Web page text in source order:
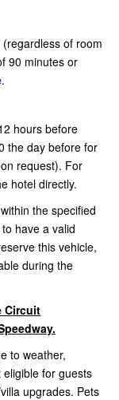
of room
90 minutes or
.
hours before
the day before for
request). For
hotel directly.
the specified
have a valid
this vehicle,
during the
Circuit
to weather,
for guests
upgrades. Pets